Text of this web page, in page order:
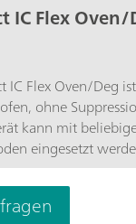
IC Flex Oven/
IC Flex Oven/Deg
ohne
kann mit
eingesetzt
und
amperometrischer